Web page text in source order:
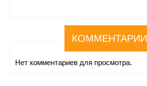
КОММЕНТАРИИ
Нет комментариев для просмотра.